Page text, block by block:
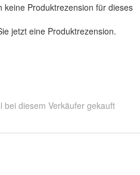
keine Produktrezension für dieses
jetzt eine Produktrezension.
bei diesem Verkäufer gekauft